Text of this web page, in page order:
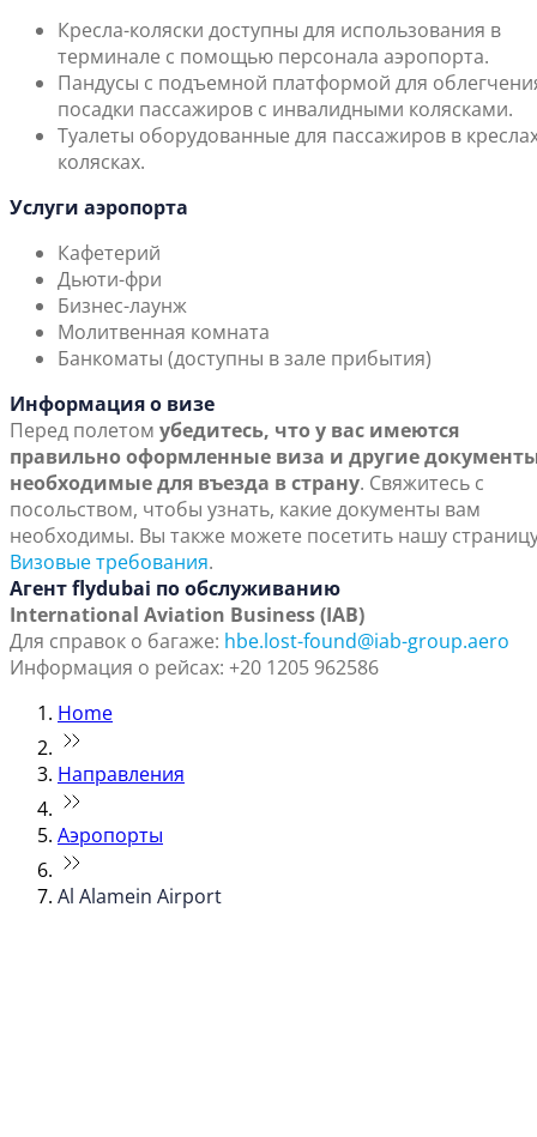
Кресла-коляски доступны для использования в
терминале с помощью персонала аэропорта.
Пандусы с подъемной платформой для
посадки пассажиров с инвалидными колясками.
Туалеты оборудованные для пассажиров в
колясках.
Услуги аэропорта
Кафетерий
Дьюти-фри
Бизнес-лаунж
Молитвенная комната
Банкоматы (доступны в зале прибытия)
Информация о визе
Перед полетом убедитесь, что у вас имеются
правильно оформленные виза и другие
необходимые для въезда в страну. Свяжитесь с
посольством, чтобы узнать, какие документы вам
необходимы. Вы также можете посетить нашу
Визовые требования.
Агент flydubai по обслуживанию
International Aviation Business (IAB)
Для справок о багаже: hbe.lost-found@iab-group.aero
Информация о рейсах: +20 1205 962586
Home
Направления
Аэропорты
Al Alamein Airport